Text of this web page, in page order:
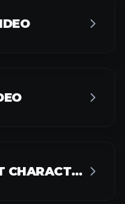
CONSISTENT CHARACTER VIDEO